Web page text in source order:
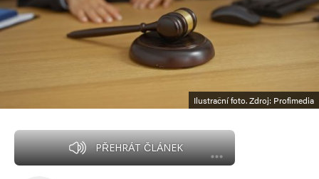
Ilustrační foto. Zdroj: Profimedia
PŘEHRÁT ČLÁNEK